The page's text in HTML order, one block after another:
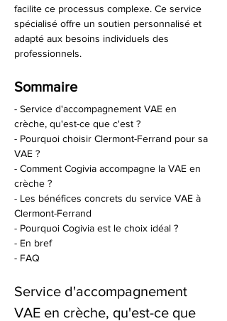
facilite ce processus complexe. Ce service
spécialisé offre un soutien personnalisé et
adapté aux besoins individuels des
professionnels.
Sommaire
- Service d'accompagnement VAE en
crèche, qu'est-ce que c'est ?
- Pourquoi choisir Clermont-Ferrand pour sa
VAE ?
- Comment Cogivia accompagne la VAE en
crèche ?
- Les bénéfices concrets du service VAE à
Clermont-Ferrand
- Pourquoi Cogivia est le choix idéal ?
- En bref
- FAQ
Service d'accompagnement
VAE en crèche, qu'est-ce que